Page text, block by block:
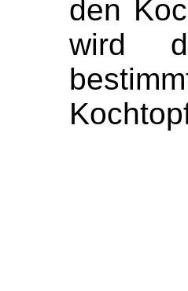
den
wird